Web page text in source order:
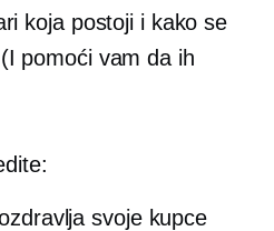
koja postoji i kako se
pomoći vam da ih
svoje kupce